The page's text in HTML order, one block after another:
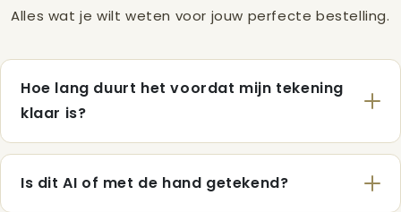
Alles wat je wilt weten voor jouw perfecte bestelling.
Hoe lang duurt het voordat mijn tekening
klaar is?
Is dit AI of met de hand getekend?